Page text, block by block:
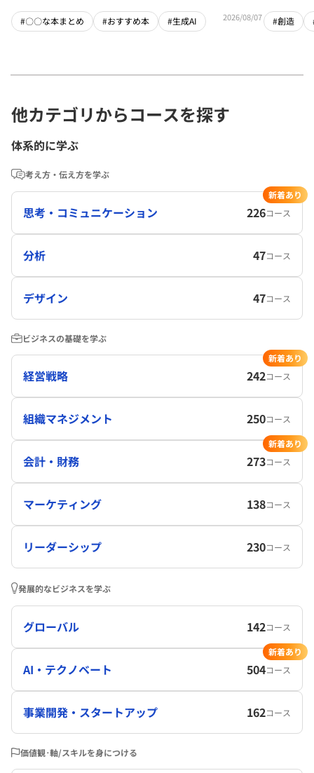
#〇〇な本まとめ #おすすめ本 #生成AI 2026/08/07 #創造
他カテゴリからコースを探す
体系的に学ぶ
考え方・伝え方を学ぶ
思考・コミュニケーション 226コース
新着あり
分析 47コース
デザイン 47コース
ビジネスの基礎を学ぶ
経営戦略 242コース
新着あり
組織マネジメント 250コース
会計・財務 273コース
新着あり
マーケティング 138コース
リーダーシップ 230コース
発展的なビジネスを学ぶ
グローバル 142コース
AI・テクノベート 504コース
新着あり
事業開発・スタートアップ 162コース
価値観･軸/スキルを身につける